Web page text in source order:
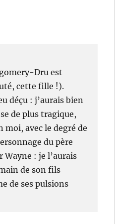
Dru est
cette fille !).
déçu : j’aurais bien
de plus tragique,
moi, avec le degré de
du père
: je l’aurais
de son fils
de ses pulsions